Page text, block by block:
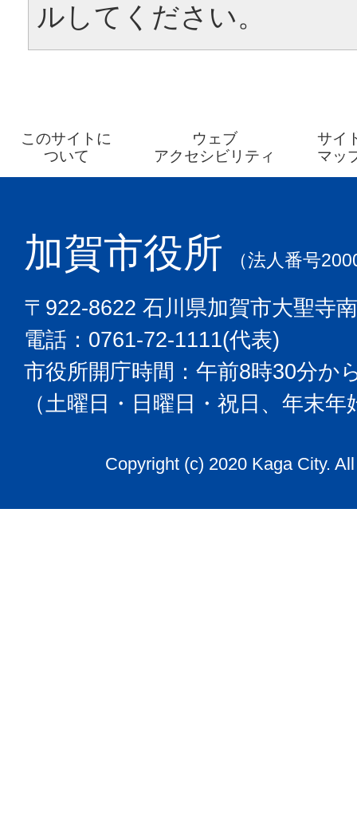
ルしてください。
このサイトに
ついて
ウェブ
アクセシビリティ
サイ
マッ
加賀市役所 （法人番号
〒922-8622 石川県加賀市大聖寺
電話：0761-72-1111(代表)
市役所開庁時間：午前8時30分か
（土曜日・日曜日・祝日、年末
Copyright (c) 2020 Kaga City.